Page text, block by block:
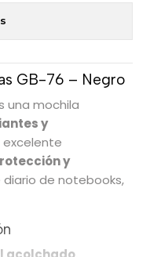
GB-76 – Negro
una mochila
y
excelente
y
de notebooks,